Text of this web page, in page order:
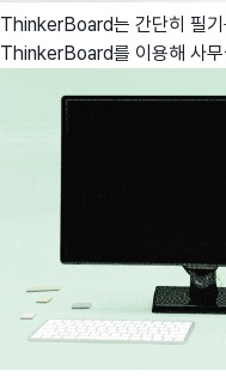
ThinkerBoard는 간단히 필기
ThinkerBoard를 이용해 사무